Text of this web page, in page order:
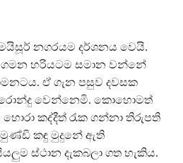
නගරයම දර්ශනය වෙයි.
හරියටම සමාන වන්නේ
ඒ ගැන පසුව දවසක
වෙන්නෙමි. කොහොමත්
කද්දීත් රැක ගන්නා තිරුපති
කඳු මුදුනේ ඇති
ස්ථාන දැකබලා ගත හැකිය.